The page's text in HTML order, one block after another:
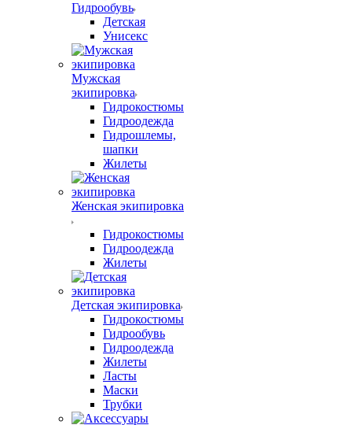
Гидрообувь
Детская
Унисекс
Мужская
экипировка
Гидрокостюмы
Гидроодежда
Гидрошлемы,
шапки
Жилеты
Женская экипировка
Гидрокостюмы
Гидроодежда
Жилеты
Детская экипировка
Гидрокостюмы
Гидрообувь
Гидроодежда
Жилеты
Ласты
Маски
Трубки